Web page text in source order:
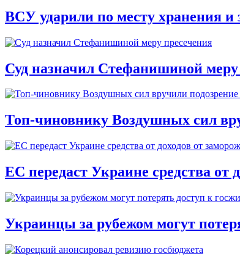
ВСУ ударили по месту хранения
Суд назначил Стефанишиной меру
Топ-чиновнику Воздушных сил
ЕС передаст Украине средства от
Украинцы за рубежом могут